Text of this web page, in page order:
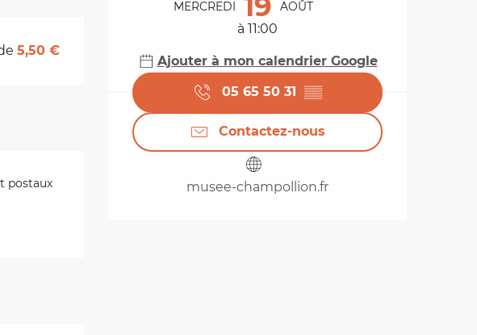
MERCREDI AOÛT
à 11:00
Ajouter à mon calendrier Google
05 65 50 31 ▒▒
Contactez-nous
musee-champollion.fr
5,50 €
postaux